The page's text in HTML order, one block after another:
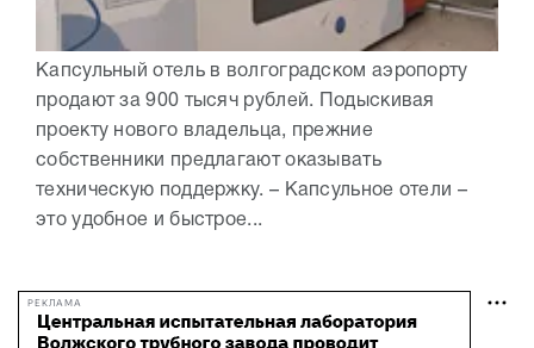
Капсульный отель в волгоградском аэропорту
продают за 900 тысяч рублей. Подыскивая
проекту нового владельца, прежние
собственники предлагают оказывать
техническую поддержку. – Капсульное отели –
это удобное и быстрое...
РЕКЛАМА